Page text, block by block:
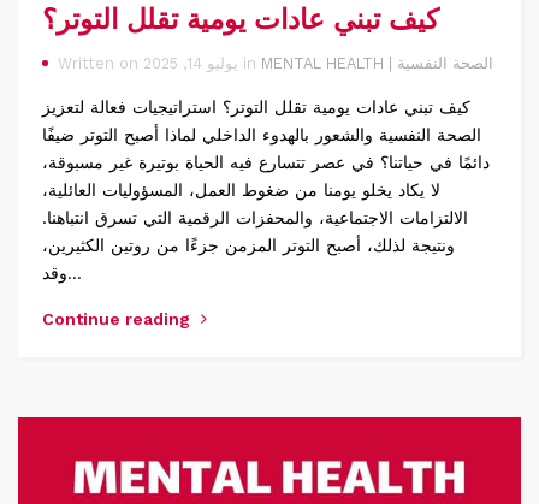
كيف تبني عادات يومية تقلل التوتر؟
Written on يوليو 14, 2025 in MENTAL HEALTH | الصحة النفسية
كيف تبني عادات يومية تقلل التوتر؟ استراتيجيات فعالة لتعزيز
الصحة النفسية والشعور بالهدوء الداخلي لماذا أصبح التوتر ضيفًا
دائمًا في حياتنا؟ في عصر تتسارع فيه الحياة بوتيرة غير مسبوقة،
لا يكاد يخلو يومنا من ضغوط العمل، المسؤوليات العائلية،
الالتزامات الاجتماعية، والمحفزات الرقمية التي تسرق انتباهنا.
ونتيجة لذلك، أصبح التوتر المزمن جزءًا من روتين الكثيرين،
وقد…
Continue reading